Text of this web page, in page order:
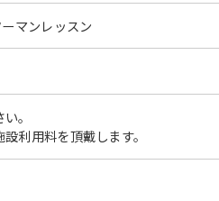
マンレッスン
。
利用料を頂戴します。